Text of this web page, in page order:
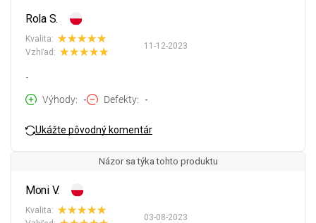
Rola S.
11-12-2023
Kvalita:
Vzhľad:
-
Výhody
- Defekty -
Ukážte pôvodný komentár
Názor sa týka tohto produktu
Moni V.
03-08-2023
Kvalita: